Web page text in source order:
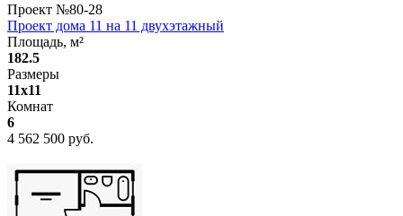
Проект №80-28
Проект дома 11 на 11 двухэтажный
Площадь, м²
182.5
Размеры
11х11
Комнат
6
4 562 500 руб.